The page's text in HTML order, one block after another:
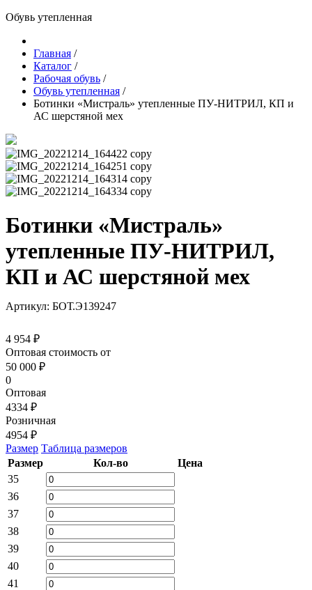
Обувь утепленная
Главная /
Каталог /
Рабочая обувь /
Обувь утепленная /
Ботинки «Мистраль» утепленные ПУ-НИТРИЛ, КП и
АС шерстяной мех
Ботинки «Мистраль»
утепленные ПУ-НИТРИЛ,
КП и АС шерстяной мех
Артикул: БОТ.Э139247
4 954 ₽
Оптовая стоимость от
50 000 ₽
0
Оптовая
4334 ₽
Розничная
4954 ₽
Размер Таблица размеров
Размер
Кол-во
Цена
35
36
37
38
39
40
41